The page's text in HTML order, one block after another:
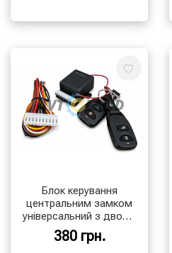
Блок керування
центральним замком
універсальний з двома
пультами
380 грн.